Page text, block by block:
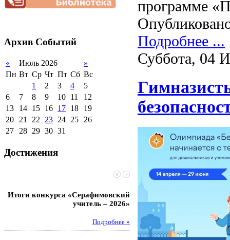
обучающихся
Международное
Организация питания в
образовательной
организации
2012-2013 уч.год
Архив Событий
« Июль 2026
»
Пн Вт Ср Чт Пт Сб Вс
1
2 3 4
5
6
7 8 9 10 11
12
13
14 15 16 17 18
19
20 21 22 23 24 25 26
27 28 29 30 31
Достижения
Итоги конкурса «Серафимовский
учитель – 2026»
Подробнее »
Чебаненко Глеб стал
областных
программе
Подробнее ...
Суббота, 04